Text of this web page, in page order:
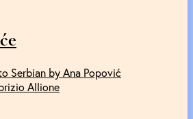
Serbian by Ana Popović
Allione